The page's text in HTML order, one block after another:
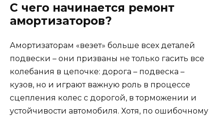
С чего начинается ремонт
амортизаторов?
Амортизаторам «везет» больше всех деталей
подвески – они призваны не только гасить все
колебания в цепочке: дорога – подвеска –
кузов, но и играют важную роль в процессе
сцепления колес с дорогой, в торможении и
устойчивости автомобиля. Хотя, по ошибочному